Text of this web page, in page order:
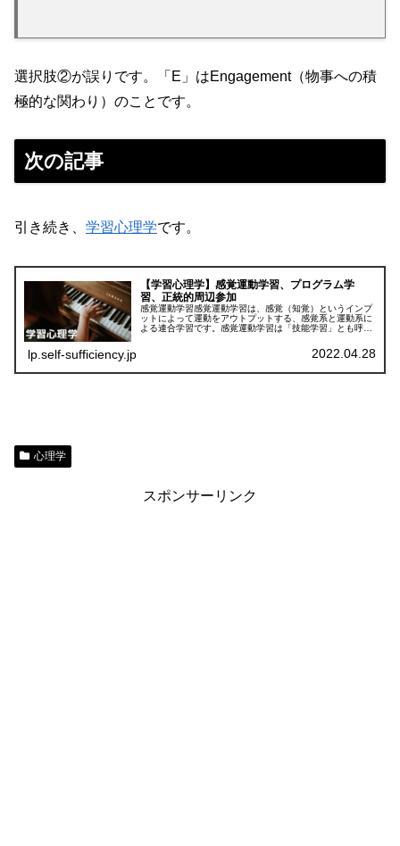
選択肢②が誤りです。「E」はEngagement（物事への積
極的な関わり）のことです。
次の記事
引き続き、 学習心理学です。
【学習心理学】感覚運動学習、プログラム学
習、正統的周辺参加
感覚運動学習感覚運動学習は、感覚（知覚）というインプ
ットによって運動をアウトプットする、感覚系と運動系に
よる連合学習です。感覚運動学習は「技能学習」とも呼ば
lp.self-sufficiency.jp 2022.04.28
心理学
スポンサーリンク